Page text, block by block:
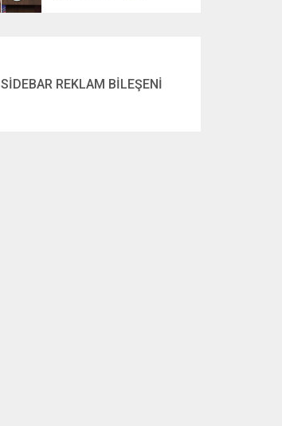
SİDEBAR REKLAM BİLEŞENİ